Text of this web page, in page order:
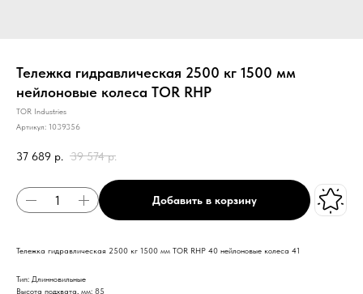
Тележка гидравлическая 2500 кг 1500 мм
нейлоновые колеса TOR RHP
TOR Industries
Артикул: 1039356
37 689 р. 39 574 р.
Добавить в корзину
Тележка гидравлическая 2500 кг 1500 мм TOR RHP 40 нейлоновые колеса 41
Тип: Длинновильные
Высота подхвата, мм: 85